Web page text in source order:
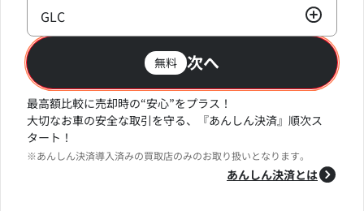
GLC
無料 次へ
最高額比較に売却時の“安心”をプラス！
大切なお車の安全な取引を守る、『あんしん決済』順次ス
タート！
※あんしん決済導入済みの買取店のみのお取り扱いとなります。
あんしん決済とは